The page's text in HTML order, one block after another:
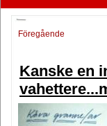
Föregående
Kanske en